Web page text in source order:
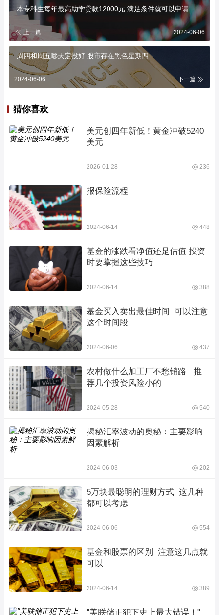
本专科生每年最高助学贷款12000元 满足条件就可以申请
上一篇 2024-06-06
周四和周五哪天定投好 股市存在黑色星期四
2024-06-06 下一篇
猜你喜欢
美元创四年新低！黄金冲破5240
美元
2026-01-28 236
报保险流程
2024-06-14 448
基金的涨跌看净值还是估值 投资
时要掌握这些技巧
2024-06-14 388
基金买入卖出最佳时间  可以注意
这个时间段
2024-06-06 437
农村做什么加工厂不愁销路   推
荐几个投资风险小的
2024-05-28 540
揭秘汇率波动的奥秘：主要影响
因素解析
2024-06-03 202
5万块最聪明的理财方式  这几种
都可以考虑
2024-06-06 554
基金和股票的区别  注意这几点就
可以
2024-06-14 389
"美联储正犯下史上最大错误！"